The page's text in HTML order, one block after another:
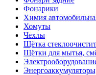
Фонарики
Химия
Хомуты
Чехлы
Щётка
Щётки для мытья,